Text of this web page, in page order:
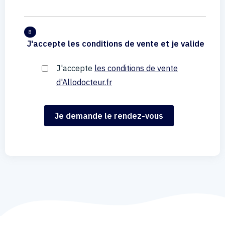
8
J'accepte les conditions de vente et je valide
J'accepte les conditions de vente
d'Allodocteur.fr